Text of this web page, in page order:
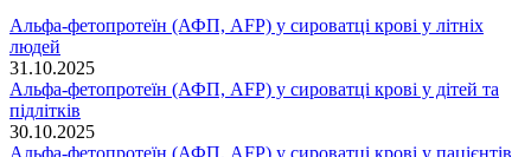
Альфа-фетопротеїн (АФП, AFP) у сироватці крові у літніх
людей
31.10.2025
Альфа-фетопротеїн (АФП, AFP) у сироватці крові у дітей та
підлітків
30.10.2025
Альфа-фетопротеїн (АФП, AFP) у сироватці крові у пацієнтів